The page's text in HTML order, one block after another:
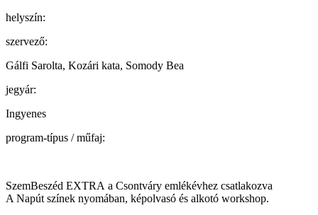
helyszín:
szervező:
Gálfi Sarolta, Kozári kata, Somody Bea
jegyár:
Ingyenes
program-típus / műfaj:
SzemBeszéd EXTRA a Csontváry emlékévhez csatlakozva
A Napút színek nyomában, képolvasó és alkotó workshop.